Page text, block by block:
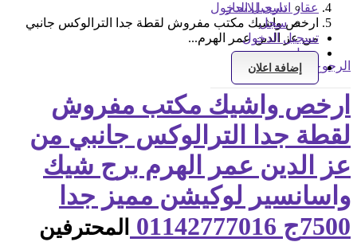
تسجيل الدخول
سجل
تسجيل الدخول
سجل
إضافة اعلان
عقار ادارى للايجار
ارخص واشيك مكتب مفروش لقطة جدا الترالوكس جانبي
من عز الدين عمر الهرم...
الرجوع إلى النتائج
ارخص واشيك مكتب مفروش
لقطة جدا الترالوكس جانبي من
عز الدين عمر الهرم برج شيك
واسانسير لوكيشن مميز جدا
7500ج 01142777016
المحترفين